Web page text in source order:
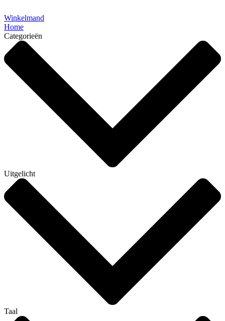
Winkelmand
Home
Categorieën
Uitgelicht
Taal